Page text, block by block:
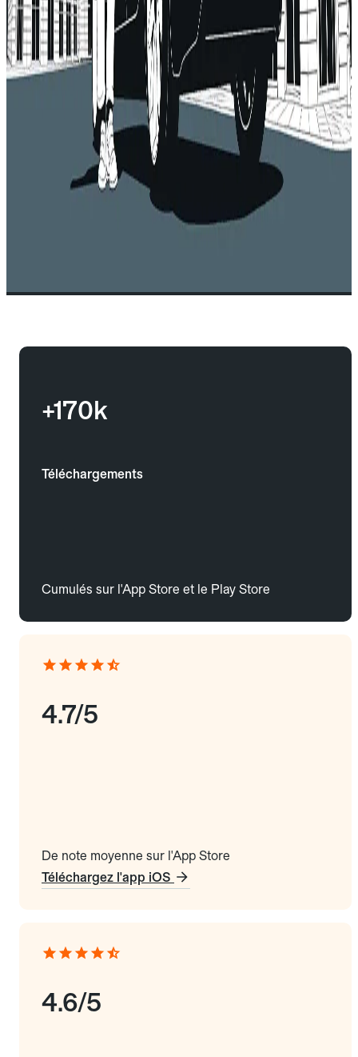
+170k
Téléchargements
Cumulés sur l'App Store et le Play Store
4.7/5
De note moyenne sur l'App Store
Téléchargez l'app iOS
4.6/5